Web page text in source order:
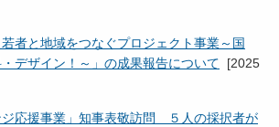
者と地域をつなぐプロジェクト事業～国
デザイン！～」の成果報告について [2025
ジ応援事業」知事表敬訪問 ５人の採択者が